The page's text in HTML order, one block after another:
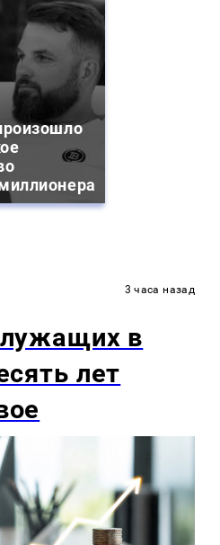
3 часа назад
в
лет